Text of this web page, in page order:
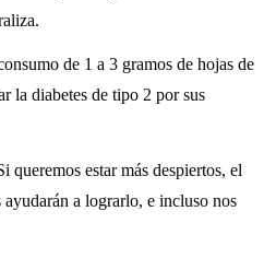
de 1 a 3 gramos de hojas de
la diabetes de tipo 2 por sus
queremos estar más despiertos, el
a lograrlo, e incluso nos